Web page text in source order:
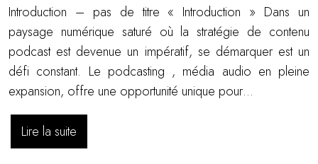
Introduction – pas de titre « Introduction » Dans un
paysage numérique saturé où la stratégie de contenu
podcast est devenue un impératif, se démarquer est un
défi constant. Le podcasting , média audio en pleine
expansion, offre une opportunité unique pour…
Lire la suite